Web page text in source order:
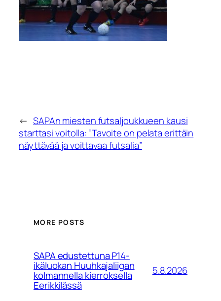
← SAPAn miesten futsaljoukkueen kausi
starttasi voitolla: ”Tavoite on pelata erittäin
näyttävää ja voittavaa futsalia”
MORE POSTS
SAPA edustettuna P14-
ikäluokan Huuhkajaliigan
kolmannella kierroksella
Eerikkilässä
5.8.2026